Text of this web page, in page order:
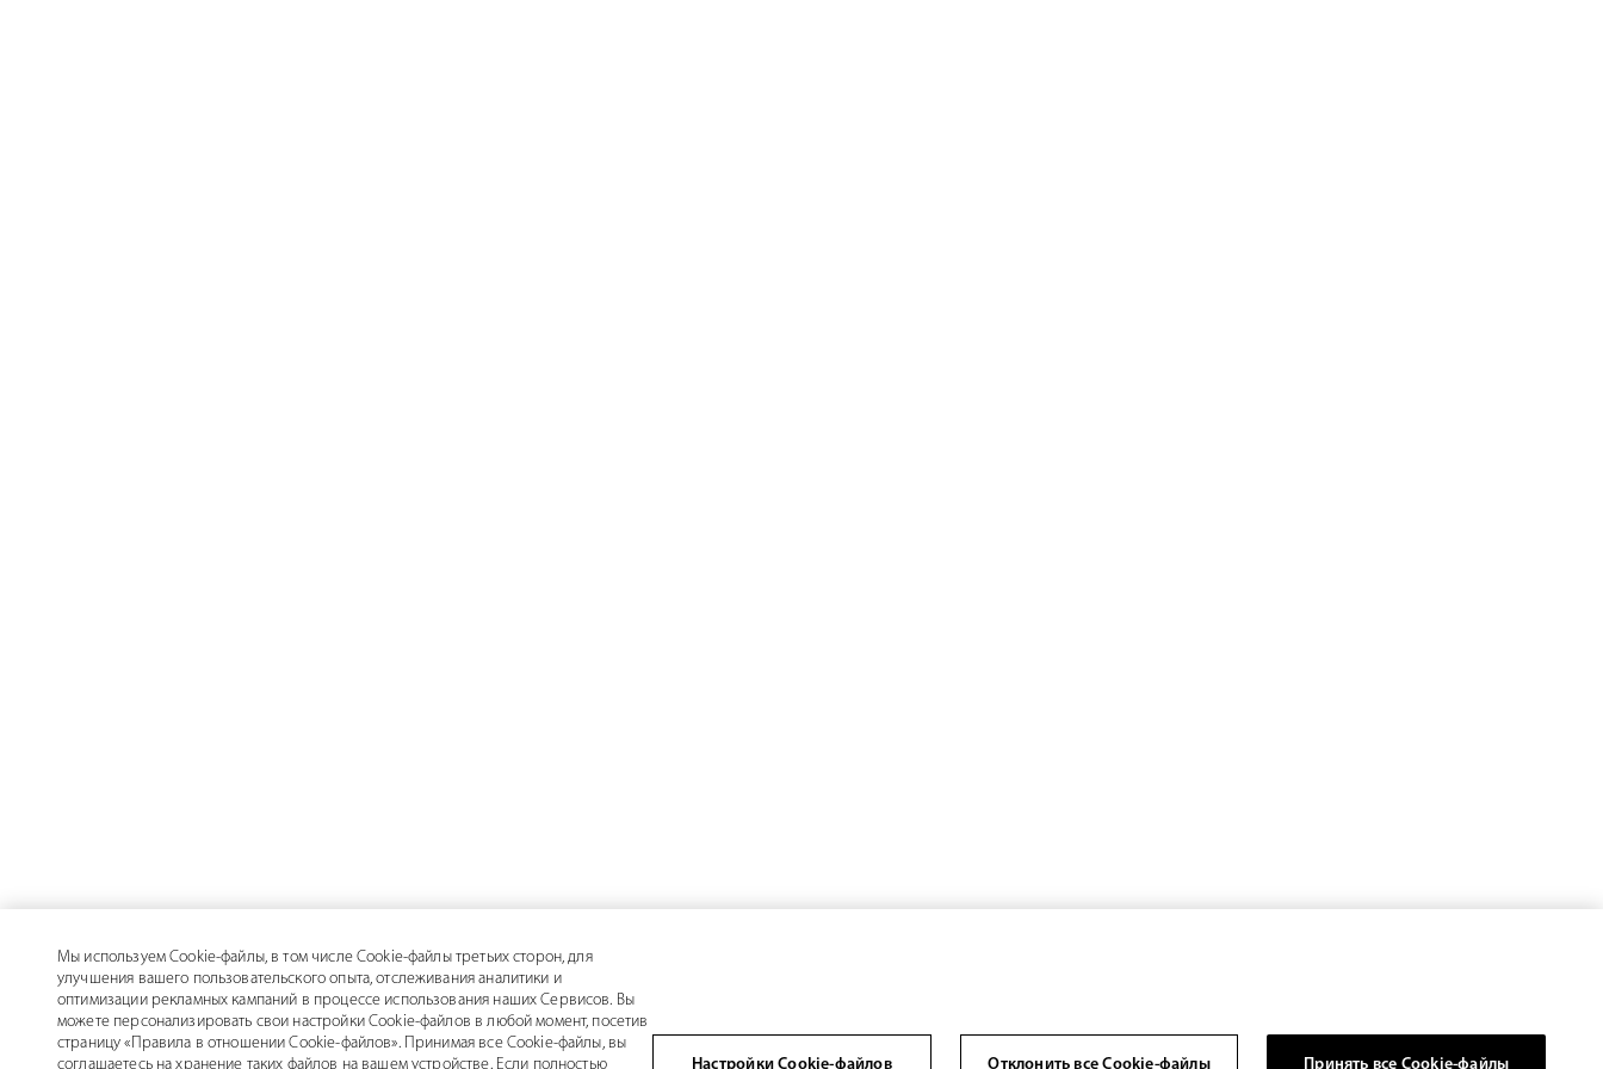
Мы используем Cookie-файлы, в том числе Cookie-файлы третьих сторон, для
улучшения вашего пользовательского опыта, отслеживания аналитики и
оптимизации рекламных кампаний в процессе использования наших Сервисов. Вы
можете персонализировать свои настройки Cookie-файлов в любой момент, посетив
страницу «Правила в отношении Cookie-файлов». Принимая все Cookie-файлы, вы
соглашаетесь на хранение таких файлов на вашем устройстве. Если полностью
Настройки Cookie-файлов Отклонить все Cookie-файлы Принять все Cookie-файлы